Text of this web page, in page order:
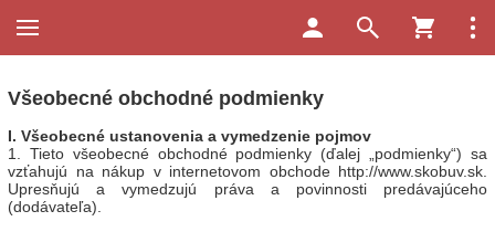
Všeobecné obchodné podmienky
I. Všeobecné ustanovenia a vymedzenie pojmov
1. Tieto všeobecné obchodné podmienky (ďalej „podmienky“) sa
vzťahujú na nákup v internetovom obchode http://www.skobuv.sk.
Upresňujú a vymedzujú práva a povinnosti predávajúceho
(dodávateľa).